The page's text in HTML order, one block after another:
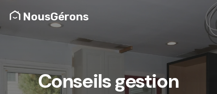
NousGérons
Conseils gestion